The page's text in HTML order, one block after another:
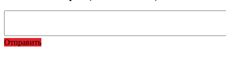
Отправить